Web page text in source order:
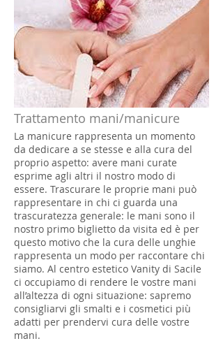
Trattamento mani/manicure
La manicure rappresenta un momento
da dedicare a se stesse e alla cura del
proprio aspetto: avere mani curate
esprime agli altri il nostro modo di
essere. Trascurare le proprie mani può
rappresentare in chi ci guarda una
trascuratezza generale: le mani sono il
nostro primo biglietto da visita ed è per
questo motivo che la cura delle unghie
rappresenta un modo per raccontare chi
siamo. Al centro estetico Vanity di Sacile
ci occupiamo di rendere le vostre mani
all’altezza di ogni situazione: sapremo
consigliarvi gli smalti e i cosmetici più
adatti per prendervi cura delle vostre
mani.